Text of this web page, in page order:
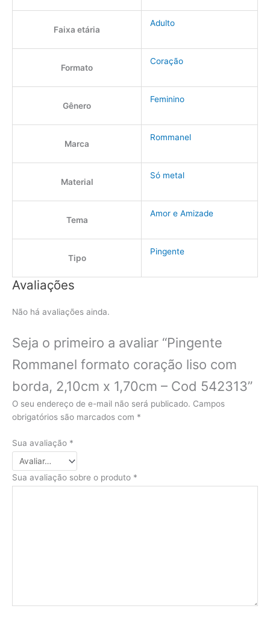
Faixa etária
Adulto
Formato
Coração
Gênero
Feminino
Marca
Rommanel
Material
Só metal
Tema
Amor e Amizade
Tipo
Pingente
Avaliações
Não há avaliações ainda.
Seja o primeiro a avaliar “Pingente
Rommanel formato coração liso com
borda, 2,10cm x 1,70cm – Cod 542313”
O seu endereço de e-mail não será publicado. Campos
obrigatórios são marcados com *
Sua avaliação *
Sua avaliação sobre o produto *